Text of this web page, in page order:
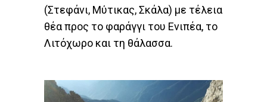
(Στεφάνι, Μύτικας, Σκάλα) με τέλεια
θέα προς το φαράγγι του Ενιπέα, το
Λιτόχωρο και τη θάλασσα.